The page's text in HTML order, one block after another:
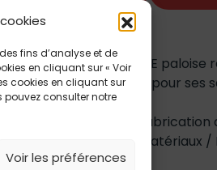
fins d’analyse et de
en cliquant sur « Voir
cookies en cliquant sur
pouvez consulter notre
Voir les préférences
SOGEBA est une PME
des travaux publics pour ses
domaines suivants :
Travaux publics /
Revalorisation de matériaux /